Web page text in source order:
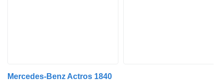
Mercedes-Benz Actros 1840